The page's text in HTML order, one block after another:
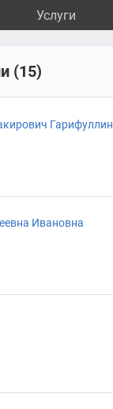
Услуги
(15)
Гарифуллин
Ивановна